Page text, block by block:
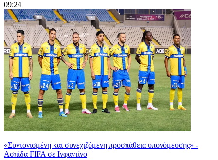
09:24
«Συντονισμένη και συνεχιζόμενη προσπάθεια υπονόμευσης» -
Ασπίδα FIFA σε Ινφαντίνο